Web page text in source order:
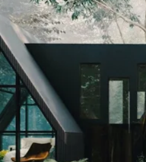
Revue De Week End Tiny House